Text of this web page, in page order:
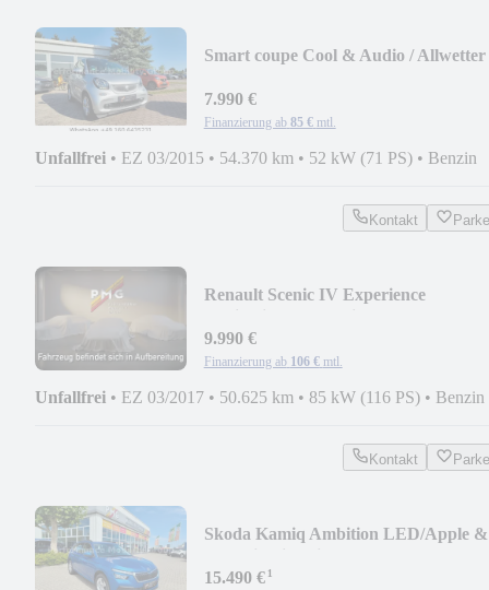
Smart coupe Cool & Audio / Allwetter
7.990 €
Finanzierung ab 85 € mtl.
Unfallfrei • EZ 03/2015 • 54.370 km • 52 kW (71 PS) • Benzin
Kontakt
Renault Scenic IV Experience
9.990 €
Finanzierung ab 106 € mtl.
Unfallfrei • EZ 03/2017 • 50.625 km • 85 kW (116 PS) • Benzin
Kontakt
Skoda Kamiq Ambition LED/Apple &
15.490 €¹